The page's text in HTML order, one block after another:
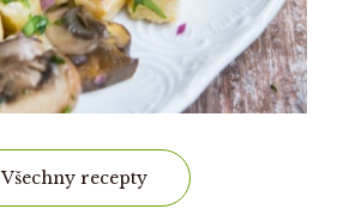
Všechny recepty